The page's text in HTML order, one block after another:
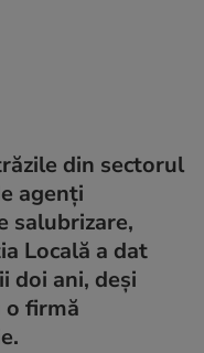
din sectorul
agenţi
salubrizare,
Locală a dat
doi ani, deși
o firmă